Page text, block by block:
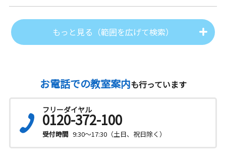
もっと見る（範囲を広げて検索）
お電話での教室案内も行っています
フリーダイヤル
0120-372-100
受付時間 9:30～17:30（土日、祝日除く）